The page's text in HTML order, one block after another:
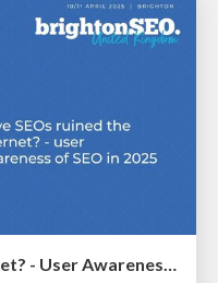
Have SEOs Ruined the Internet? - User Awareness of SEO in 2025